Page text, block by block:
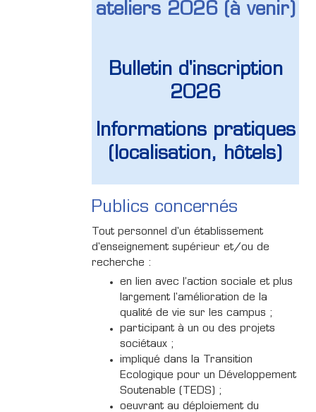
ateliers 2026 (à venir)
Bulletin d'inscription
2026
Informations pratiques
(localisation, hôtels)
Publics concernés
Tout personnel d'un établissement
d'enseignement supérieur et/ou de
recherche :
en lien avec l’action sociale et plus
largement l'amélioration de la
qualité de vie sur les campus ;
participant à un ou des projets
sociétaux ;
impliqué dans la Transition
Ecologique pour un Développement
Soutenable (TEDS) ;
oeuvrant au déploiement du